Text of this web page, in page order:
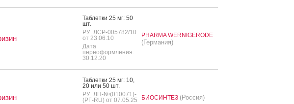
Таб­летки 25 мг: 50
шт.
РУ: ЛСР-005782/10
от 23.06.10
Дата
переоформления:
30.12.20
PHARMA WERNIGERODE
(Германия)
Таб­летки 25 мг: 10,
20 или 50 шт.
РУ: ЛП-№(010071)-
(РГ-RU) от 07.05.25
БИОСИНТЕЗ (Россия)